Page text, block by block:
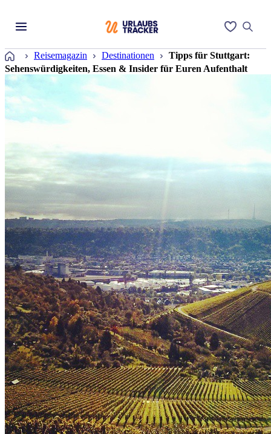
Startseite
Reisemagazin Destinationen
Tipps für Stuttgart:
Sehenswürdigkeiten, Essen & Insider für Euren Aufenthalt